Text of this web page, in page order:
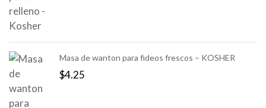
Masa de wanton para fideos frescos – KOSHER
$4.25